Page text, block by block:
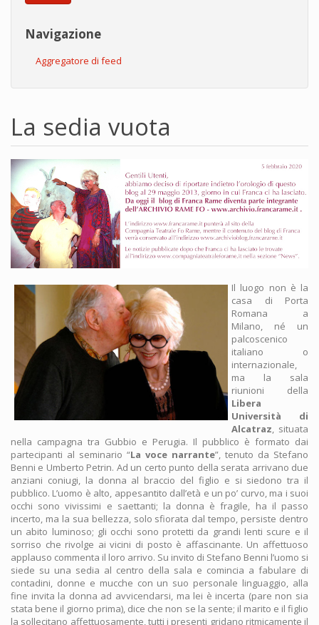
Navigazione
Aggregatore di feed
La sedia vuota
Il luogo non è la
casa di Porta
Romana a
Milano, né un
palcoscenico
italiano o
internazionale,
ma la sala
riunioni della
Libera
Università di
Alcatraz, situata
nella campagna tra Gubbio e Perugia. Il pubblico è formato dai
partecipanti al seminario “La voce narrante”, tenuto da Stefano
Benni e Umberto Petrin. Ad un certo punto della serata arrivano due
anziani coniugi, la donna al braccio del figlio e si siedono tra il
pubblico. L’uomo è alto, appesantito dall’età e un po’ curvo, ma i suoi
occhi sono vivissimi e saettanti; la donna è fragile, ha il passo
incerto, ma la sua bellezza, solo sfiorata dal tempo, persiste dentro
un abito luminoso; gli occhi sono protetti da grandi lenti scure e il
sorriso che rivolge ai vicini di posto è affascinante. Un affettuoso
applauso commenta il loro arrivo. Su invito di Stefano Benni l’uomo si
siede su una sedia al centro della sala e comincia a fabulare di
contadini, donne e mucche con un suo personale linguaggio, alla
fine invita la donna ad avvicendarsi, ma lei è incerta (pare non sia
stata bene il giorno prima), dice che non se la sente; il marito e il figlio
la sollecitano affettuosamente, tutti i presenti gridano ritmicamente il